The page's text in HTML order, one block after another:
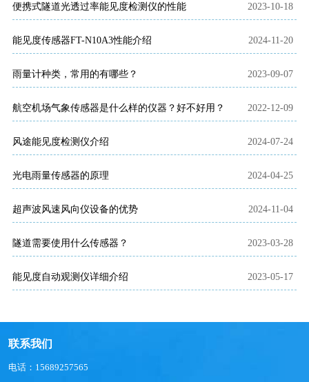
便携式隧道光透过率能见度检测仪的性能 2023-10-18
能见度传感器FT-N10A3性能介绍 2024-11-20
雨量计种类，常用的有哪些？ 2023-09-07
航空机场气象传感器是什么样的仪器？好不好用？ 2022-12-09
风途能见度检测仪介绍 2024-07-24
光电雨量传感器的原理 2024-04-25
超声波风速风向仪设备的优势 2024-11-04
隧道需要使用什么传感器？ 2023-03-28
能见度自动观测仪详细介绍 2023-05-17
联系我们
电话：15689257565